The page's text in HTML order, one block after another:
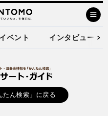
ベント インタビュー
ん検索」に戻る